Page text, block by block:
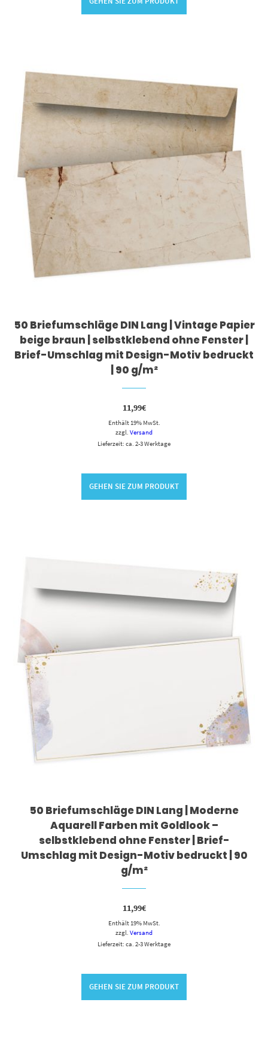
50 Briefumschläge DIN Lang | Vintage Papier
beige braun | selbstklebend ohne Fenster |
Brief-Umschlag mit Design-Motiv bedruckt
| 90 g/m²
11,99€
Enthält 19% MwSt.
zzgl. Versand
Lieferzeit: ca. 2-3 Werktage
GEHEN SIE ZUM PRODUKT
50 Briefumschläge DIN Lang | Moderne
Aquarell Farben mit Goldlook –
selbstklebend ohne Fenster | Brief-
Umschlag mit Design-Motiv bedruckt | 90
g/m²
11,99€
Enthält 19% MwSt.
zzgl. Versand
Lieferzeit: ca. 2-3 Werktage
GEHEN SIE ZUM PRODUKT